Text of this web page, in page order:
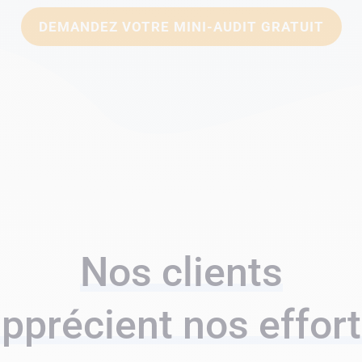
DEMANDEZ VOTRE MINI-AUDIT GRATUIT
Nos clients
nos